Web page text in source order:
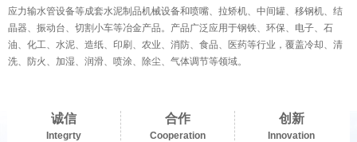
应力输水管设备等成套水泥制品机械设备和喷嘴、拉矫机、中间罐、移钢机、结
晶器、振动台、切割小车等冶金产品。产品广泛应用于钢铁、环保、电子、石
油、化工、水泥、造纸、印刷、农业、消防、食品、医药等行业，覆盖冷却、清
洗、防火、加湿、润滑、喷涂、除尘、气体调节等领域。
诚信
Integrty
合作
Cooperation
创新
Innovation